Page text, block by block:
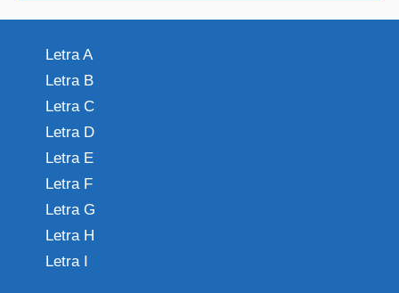
Letra A
Letra B
Letra C
Letra D
Letra E
Letra F
Letra G
Letra H
Letra I